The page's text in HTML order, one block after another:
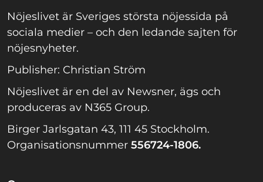
Nöjeslivet är Sveriges största nöjessida på
sociala medier – och den ledande sajten för
nöjesnyheter.
Publisher: Christian Ström
Nöjeslivet är en del av Newsner, ägs och
produceras av N365 Group.
Birger Jarlsgatan 43, 111 45 Stockholm.
Organisationsnummer 556724-1806.